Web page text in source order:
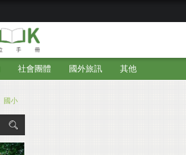
社會團體 國外旅訊 其他
國小